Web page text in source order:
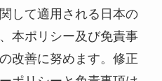
して適用される日本の
本ポリシー及び免責事
改善に努めます。修正